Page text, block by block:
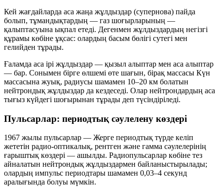
Кей жағдайларда аса жаңа жұлдыздар (супернова) пайда
болып, тұмандықтардың — газ шоғырларының —
қалыптасуына ықпал етеді. Дегенмен жұлдыздардың негізгі
құрамы көбіне ұқсас: олардың басым бөлігі сутегі мен
гелийден тұрады.
Ғаламда аса ірі жұлдыздар — қызыл алыптар мен аса алыптар
— бар. Сонымен бірге өлшемі өте шағын, бірақ массасы Күн
массасына жуық, радиусы шамамен 10–20 км болатын
нейтрондық жұлдыздар да кездеседі. Олар нейтрондардың аса
тығыз күйдегі шоғырынан тұрады деп түсіндіріледі.
Пульсарлар: периодтық сәулелену көздері
1967 жылы пульсарлар — Жерге периодтық түрде келіп
жететін радио-оптикалық, рентген және гамма сәулелерінің
ғарыштық көздері — ашылды. Радиопульсарлар көбіне тез
айналатын нейтрондық жұлдыздармен байланыстырылады;
олардың импульс периодтары шамамен 0,03–4 секунд
аралығында болуы мүмкін.